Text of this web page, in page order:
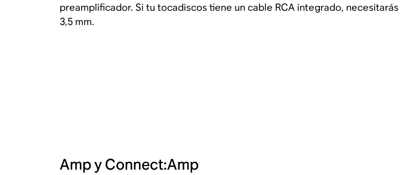
preamplificador. Si tu tocadiscos tiene un cable RCA integrado, necesitarás
3,5 mm.
Amp y Connect:Amp